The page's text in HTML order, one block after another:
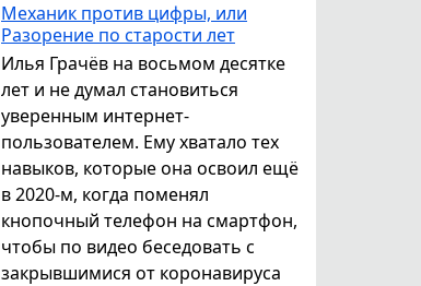
Механик против цифры, или
Разорение по старости лет
Илья Грачёв на восьмом десятке
лет и не думал становиться
уверенным интернет-
пользователем. Ему хватало тех
навыков, которые она освоил ещё
в 2020-м, когда поменял
кнопочный телефон на смартфон,
чтобы по видео беседовать с
закрывшимися от коронавируса